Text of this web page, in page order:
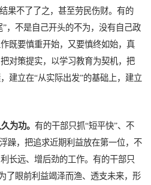
果不了了之，甚至劳民伤财。有的
”，不是自己开头的不为，没有自己政
既要慎重开始，又要慎终如始，真
对策提实，以学习教育为契机，把
建立在“从实际出发”的基础上，建立
为功。 有的干部只抓“短平快”、不
躁，把追求近期利益放在第一位，不
长远、增后劲的工作。有的干部只
了眼前利益竭泽而渔、透支未来，形